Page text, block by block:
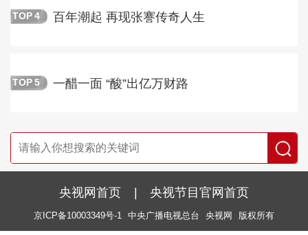
TOP 4 百年潮起 再现张謇传奇人生
TOP 5 一醋一面 “酸”出亿万财路
央视网首页 | 央视节目官网首页
京ICP备10003349号-1 中央广播电视总台 央视网 版权所有